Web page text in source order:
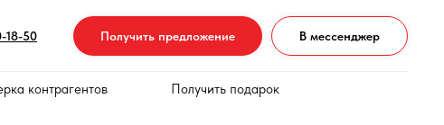
18-50 Получить предложение В мессенджер
контрагентов
Получить подарок